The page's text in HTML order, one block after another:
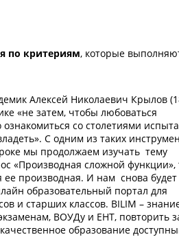
по критериям, которые
Алексей Николаевич Крылов
«не затем, чтобы любоваться
со столетиями
С одним из таких
мы продолжаем изучать тему
«Производная сложной
ее производная. И нам снова будет
образовательный портал для
и старших классов. BILIM –
ВОУДу и ЕНТ, повторить
образование